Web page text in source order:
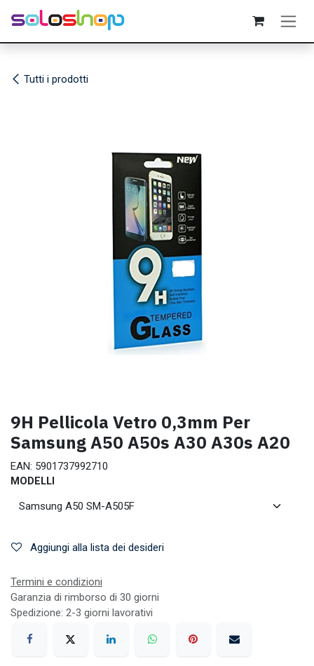
Passa al contenuto
Tutti i prodotti
9H Pellicola Vetro 0,3mm Per
Samsung A50 A50s A30 A30s A20
EAN: 5901737992710
MODELLI
Aggiungi alla lista dei desideri
Termini e condizioni
Garanzia di rimborso di 30 giorni
Spedizione: 2-3 giorni lavorativi